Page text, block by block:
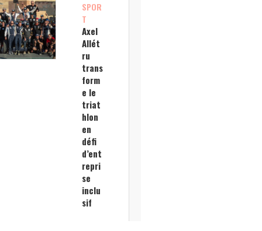
SPOR
T
Axel
Allét
ru
trans
form
e le
triat
hlon
en
défi
d’ent
repri
se
inclu
sif